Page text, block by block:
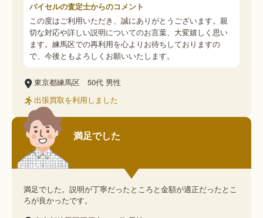
バイセルの査定士からのコメント
この度はご利用いただき、誠にありがとうございます。親
切な対応や詳しい説明についてのお言葉、大変嬉しく思い
ます。練馬区での再利用を心よりお待ちしておりますの
で、今後ともよろしくお願いいたします。
東京都練馬区 50代 男性
出張買取を利用しました
満足でした
満足でした。説明が丁寧だったところと金額が適正だったとこ
ろが良かったです。